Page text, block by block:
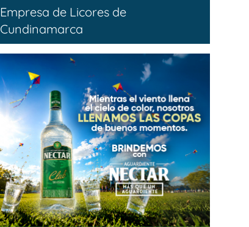
Empresa de Licores de
Cundinamarca